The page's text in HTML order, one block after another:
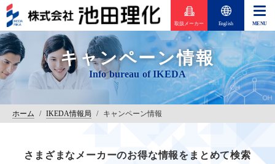
取扱メーカー English
キャンペーン情報
ホーム / IKEDA情報局 / キャンペーン情報
さまざまなメーカーのお得な情報をまとめて検索